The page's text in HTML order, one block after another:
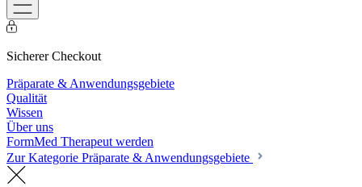
Sicherer Checkout
Präparate & Anwendungsgebiete
Qualität
Wissen
Über uns
FormMed Therapeut werden
Zur Kategorie Präparate & Anwendungsgebiete